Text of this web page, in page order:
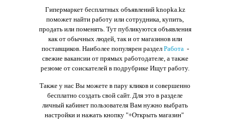
Гипермаркет бесплатных объявлений knopka.kz
поможет найти работу или сотрудника, купить,
продать или поменять. Тут публикуются объявления
как от обычных людей, так и от магазинов или
поставщиков. Наиболее популярен раздел Работа-
свежие вакансии от прямых работодателе, а также
резюме от соискателей в подрубрике Ищут работу.
Также у нас Вы можете в пару кликов и совершенно
бесплатно создать свой сайт. Для это в разделе
личный кабинет пользователя Вам нужно выбрать
настройки и нажать кнопку "+Открыть магазин"